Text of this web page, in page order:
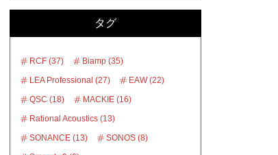
タグ
RCF (37)
Biamp (35)
LEA Professional (27)
EAW (22)
QSC (18)
MACKIE (16)
Rational Acoustics (13)
SONANCE (13)
SONOS (8)